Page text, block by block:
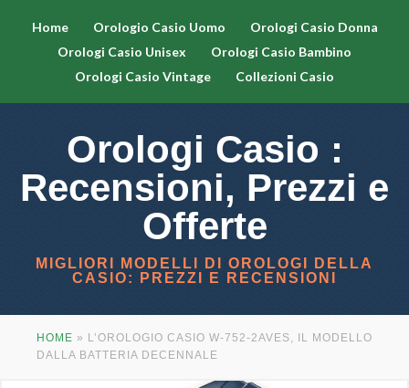
Home Orologio Casio Uomo
Orologi Casio Donna
Orologi Casio Unisex
Orologi Casio Bambino
Orologi Casio Vintage
Collezioni Casio
Orologi Casio :
Recensioni, Prezzi e
Offerte
MIGLIORI MODELLI DI OROLOGI DELLA
CASIO: PREZZI E RECENSIONI
HOME » L’OROLOGIO CASIO W-752-2AVES, IL MODELLO
DALLA BATTERIA DECENNALE